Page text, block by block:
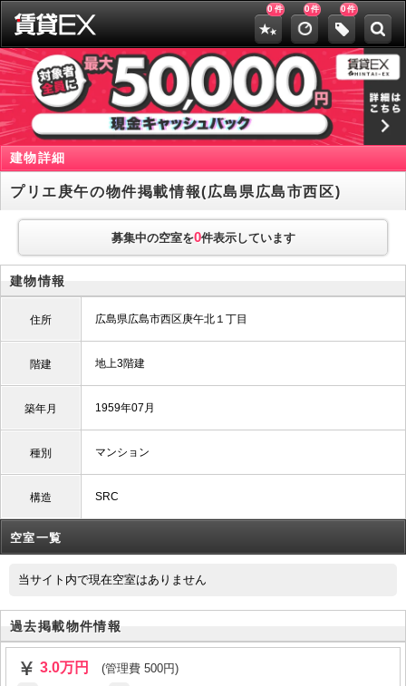
0 件 0件 0件
建物詳細
プリエ庚午の物件掲載情報(広島県広島市西区)
募集中の空室を0件表示しています
建物情報
住所 広島県広島市西区庚午北１丁目
階建 地上3階建
築年月 1959年07月
種別 マンション
構造 SRC
空室一覧
当サイト内で現在空室はありません
過去掲載物件情報
3.0万円
(管理費 500円)